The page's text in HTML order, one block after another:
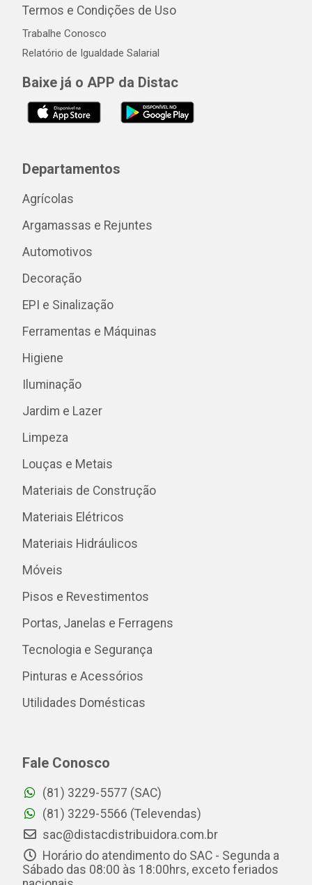
Termos e Condições de Uso
Trabalhe Conosco
Relatório de Igualdade Salarial
Baixe já o APP da Distac
Departamentos
Agrícolas
Argamassas e Rejuntes
Automotivos
Decoração
EPI e Sinalização
Ferramentas e Máquinas
Higiene
Iluminação
Jardim e Lazer
Limpeza
Louças e Metais
Materiais de Construção
Materiais Elétricos
Materiais Hidráulicos
Móveis
Pisos e Revestimentos
Portas, Janelas e Ferragens
Tecnologia e Segurança
Pinturas e Acessórios
Utilidades Domésticas
Fale Conosco
(81) 3229-5577 (SAC)
(81) 3229-5566 (Televendas)
sac@distacdistribuidora.com.br
Horário do atendimento do SAC - Segunda a
Sábado das 08:00 às 18:00hrs, exceto feriados